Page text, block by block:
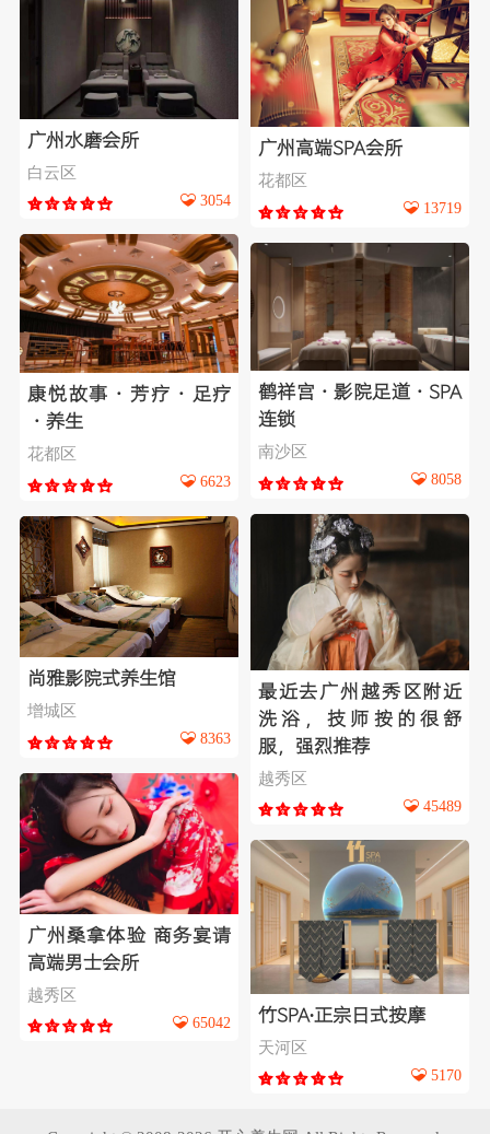
广州水磨会所
白云区
3054
广州高端SPA会所
花都区
13719
康悦故事·芳疗·足疗
·养生
花都区
6623
鹤祥宫·影院足道·SPA
连锁
南沙区
8058
最近去广州越秀区附近
洗浴，技师按的很舒
服，强烈推荐
越秀区
45489
尚雅影院式养生馆
增城区
8363
广州桑拿体验 商务宴请
高端男士会所
越秀区
65042
竹SPA∙正宗日式按摩
天河区
5170